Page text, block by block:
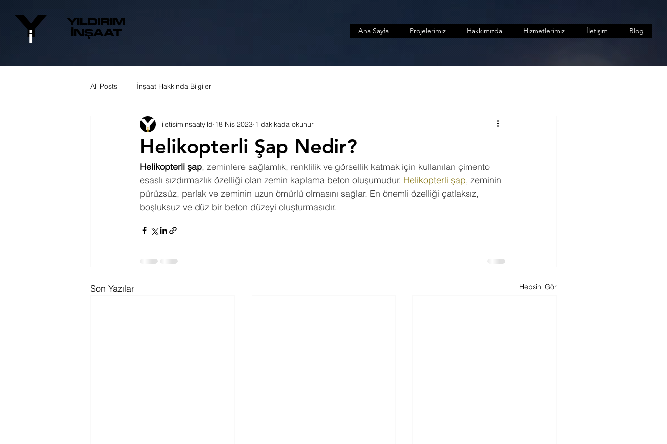
Y
İ
YILDIRIM
İNŞAAT Ana Sayfa Projelerimiz Hakkımızda Hizmetlerimiz İletişim Blog
All Posts İnşaat Hakkında Bilgiler
Helikopterli Şap Nedir?
iletisiminsaatyild 18 Nis 2023 1 dakikada okunur
Helikopterli şap, zeminlere sağlamlık, renklilik ve görsellik katmak için kullanılan çimento
esaslı sızdırmazlık özelliği olan zemin kaplama beton oluşumudur. Helikopterli şap, zeminin
pürüzsüz, parlak ve zeminin uzun ömürlü olmasını sağlar. En önemli özelliği çatlaksız,
boşluksuz ve düz bir beton düzeyi oluşturmasıdır.
Son Yazılar Hepsini Gör